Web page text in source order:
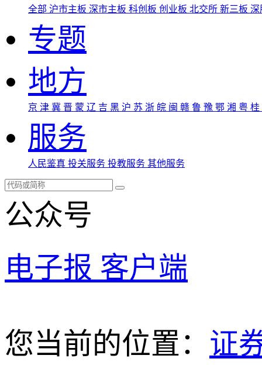
全部 沪市主板 深市主板 科创板 创业板 北交所 新三板
专题
地方
京 津 冀 晋 蒙 辽 吉 黑 沪 苏 浙 皖 闽 赣 鲁 豫 鄂 湘 粤 桂
服务
人民鉴真 投关服务 投教服务 其他服务
公众号
电子报 客户端
您当前的位置： 证